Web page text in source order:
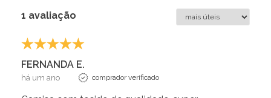
1 avaliação
FERNANDA E.
há um ano comprador verificado